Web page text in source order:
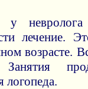
у
лечение.
возрасте.
Занятия
логопеда.